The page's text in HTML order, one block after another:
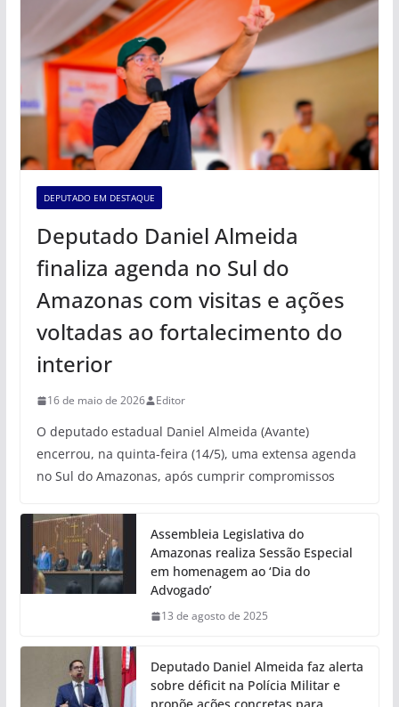
DEPUTADO EM DESTAQUE
Deputado Daniel Almeida
finaliza agenda no Sul do
Amazonas com visitas e ações
voltadas ao fortalecimento do
interior
16 de maio de 2026 Editor
O deputado estadual Daniel Almeida (Avante)
encerrou, na quinta-feira (14/5), uma extensa agenda
no Sul do Amazonas, após cumprir compromissos
Assembleia Legislativa do
Amazonas realiza Sessão Especial
em homenagem ao ‘Dia do
Advogado’
13 de agosto de 2025
Deputado Daniel Almeida faz alerta
sobre déficit na Polícia Militar e